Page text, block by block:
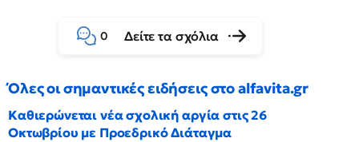
0 Δείτε τα σχόλια
Όλες οι σημαντικές ειδήσεις στο alfavita.gr
Καθιερώνεται νέα σχολική αργία στις 26
Οκτωβρίου με Προεδρικό Διάταγμα